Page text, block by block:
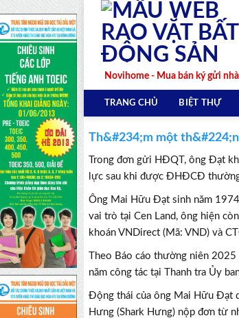
Skip
content
Novihome - Mua bán ký gửi
TRANG CHỦ BIỆT THỰ
Th&#234;m một
Trong đơn gửi HĐQT, ông Đạt
lực sau khi được ĐHĐCĐ
Ông Mai Hữu Đạt sinh năm
vai trò tại Cen Land, ông hiện
khoán VNDirect (Mã: VND) và
Theo Báo cáo thường niên
năm công tác tại Thanh tra Ủy
Động thái của ông Mai Hữu Đạt
Hưng (Shark Hưng) nộp đơn từ